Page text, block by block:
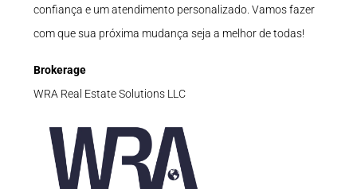
confiança e um atendimento personalizado. Vamos fazer
com que sua próxima mudança seja a melhor de todas!
Brokerage
WRA Real Estate Solutions LLC